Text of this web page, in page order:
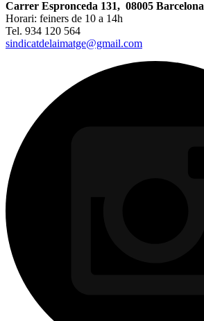
Carrer Espronceda 131, 08005 Barcelona
Horari: feiners de 10 a 14h
Tel. 934 120 564
sindicatdelaimatge@gmail.com